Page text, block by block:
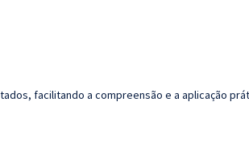
facilitando a compreensão e a aplicação